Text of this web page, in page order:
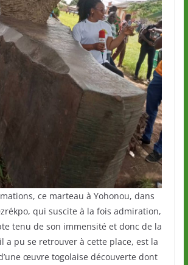
ce marteau à Yohonou, dans
qui suscite à la fois admiration,
tenu de son immensité et donc de la
a pu se retrouver à cette place, est la
œuvre togolaise découverte dont